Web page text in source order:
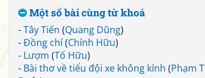
Một số bài cùng từ khoá
-Tây Tiến (Quang Dũng)
-Đồng chí(Chính Hữu)
- Lượm (Tố Hữu)
- Bài thơ về tiểu đội xe không kính (Phạm